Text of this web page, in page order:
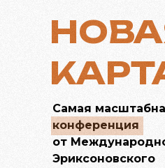
Самая
конференция
от
Эриксоновского